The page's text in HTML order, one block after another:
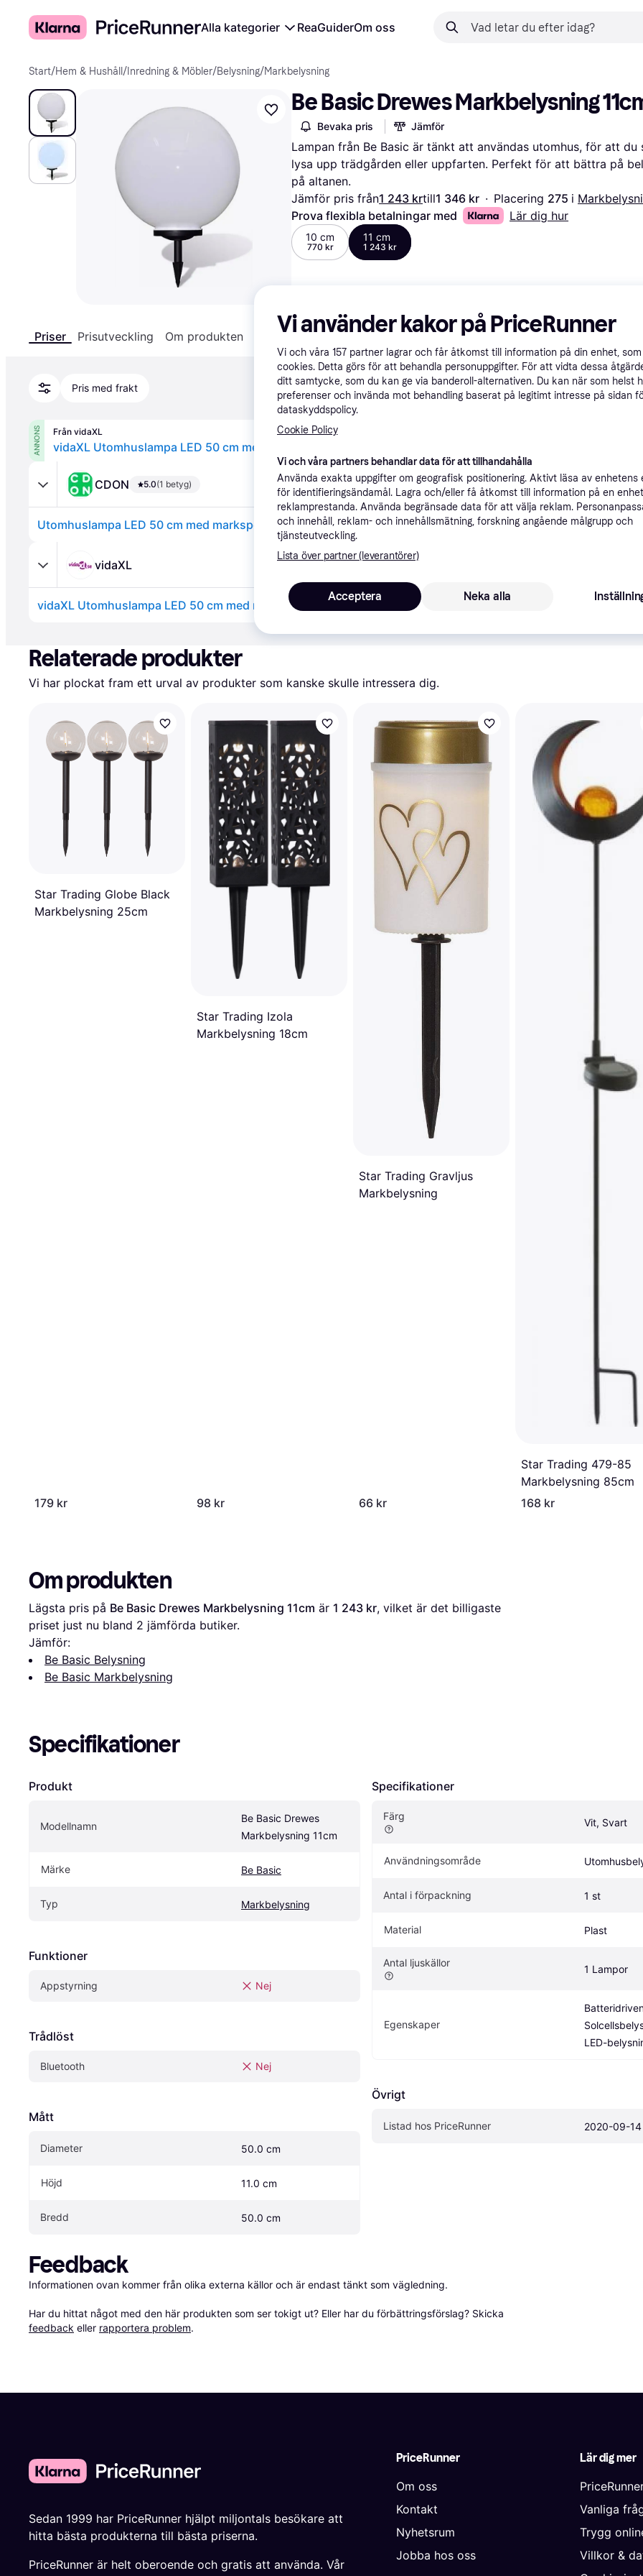
Alla kategorier ReaGuiderOm oss
Start/Hem & Hushåll / Inredning & Möbler/Belysning/Markbelysning
Be Basic Drewes Markbelysning
Bevaka pris Jämför
Lampan från Be Basic är tänkt att användas utomhus, för att du
lysa upp trädgården eller uppfarten. Perfekt för att bättra på
på altanen.
Jämför pris från1 243 krtill1 346 kr · Placering 275 i
Prova flexibla betalningar med
Lär dig hur
10 cm
770 kr
11 cm
1 243 kr
Priser Prisutveckling Om produkten Specifikationer
Pris med frakt
ANNONS Från vidaXL
vidaXL Utomhuslampa LED 50 cm med markspett
CDON 5.0(1 betyg)
Utomhuslampa LED 50 cm med markspett Lägst pris·Fri frakt,Idag1
vidaXL
vidaXL Utomhuslampa LED 50 cm med markspett 1
Relaterade produkter
Vi har plockat fram ett urval av produkter som kanske skulle intressera dig.
Star Trading Globe Black
Markbelysning 25cm
179 kr
Star Trading Izola
Markbelysning 18cm
98 kr
Star Trading Gravljus
Markbelysning
66 kr
Star Trading 479-85
Markbelysning 85cm
168 kr
Om produkten
Lägsta pris på Be Basic Drewes Markbelysning 11cm är 1 243 kr, vilket är det billigaste
priset just nu bland 2 jämförda butiker.
Jämför:
Be Basic Belysning
Be Basic Markbelysning
Specifikationer
Produkt
Modellnamn
Be Basic Drewes
Markbelysning 11cm
Märke Be Basic
Typ Markbelysning
Funktioner
Appstyrning Nej
Trådlöst
Bluetooth Nej
Mått
Diameter 50.0 cm
Höjd 11.0 cm
Bredd 50.0 cm
Specifikationer
Färg
Vit, Svart
Användningsområde
Antal i förpackning 1 st
Material Plast
Antal ljuskällor
1 Lampor
Egenskaper
LED-
Övrigt
Listad hos PriceRunner 2020-09-14
Feedback
Informationen ovan kommer från olika externa källor och är endast tänkt som vägledning.
Har du hittat något med den här produkten som ser tokigt ut? Eller har du förbättringsförslag? Skicka
feedback eller rapportera problem.
PriceRunner
Om oss
Kontakt
Nyhetsrum
Jobba hos oss
Lär dig mer
Vanliga
Trygg
Villkor &
Sedan 1999 har PriceRunner hjälpt miljontals besökare att
hitta bästa produkterna till bästa priserna.
PriceRunner är helt oberoende och gratis att använda. Vår
Vi använder kakor på PriceRunner
Vi och våra 157 partner lagrar och får åtkomst till information på din enhet,
cookies. Detta görs för att behandla personuppgifter. För att vidta dessa
ditt samtycke, som du kan ge via banderoll-alternativen. Du kan när som helst
preferenser och invända mot behandling baserat på legitimt intresse på sidan
dataskyddspolicy.
Cookie Policy
Vi och våra partners behandlar data för att tillhandahålla
Använda exakta uppgifter om geografisk positionering. Aktivt läsa av enhetens
för identifieringsändamål. Lagra och/eller få åtkomst till information på en
reklamprestanda. Använda begränsade data för att välja reklam.
och innehåll, reklam- och innehållsmätning, forskning angående målgrupp och
tjänsteutveckling.
Lista över partner (leverantörer)
Neka alla
Acceptera